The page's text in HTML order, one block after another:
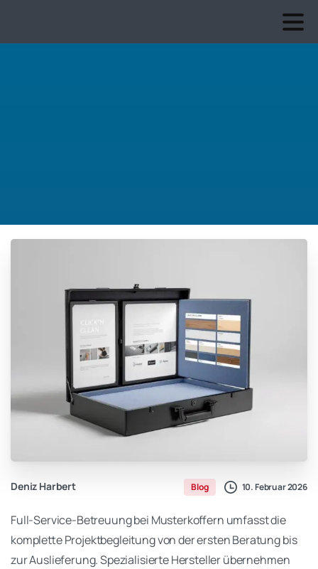
Deniz Harbert Blog 10. Februar 2026
Full-Service-Betreuung bei Musterkoffern umfasst die
komplette Projektbegleitung von der ersten Beratung bis
zur Auslieferung. Spezialisierte Hersteller übernehmen